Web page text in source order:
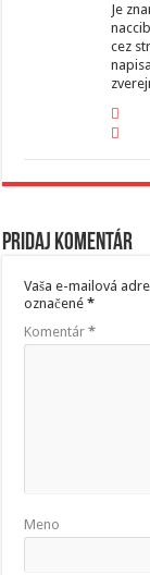
Je
cez
Pridaj komentár
Vaša e-mailová
označené*
Komentár*
Meno